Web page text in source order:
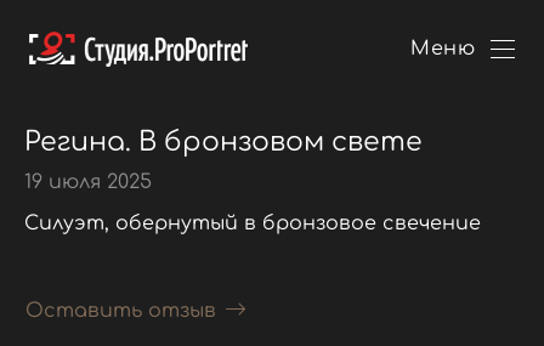
Меню
Регина. В бронзовом свете
19 июля 2025
Силуэт, обернутый в бронзовое свечение
Оставить отзыв